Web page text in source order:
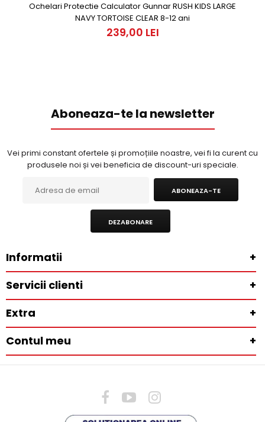
Ochelari Protectie Calculator Gunnar RUSH KIDS LARGE
NAVY TORTOISE CLEAR 8-12 ani
239,00 LEI
Aboneaza-te la newsletter
Vei primi constant ofertele și promoțiile noastre, vei fi la curent cu
produsele noi și vei beneficia de discount-uri speciale.
ABONEAZA-TE
DEZABONARE
Informatii
+
Servicii clienti
+
Extra
+
Contul meu
+